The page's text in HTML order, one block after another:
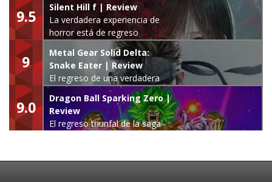
9.5
Silent Hill f | Review
La verdadera experiencia de
horror está de regreso
9
Metal Gear Solid Delta:
Snake Eater | Review
El regreso de una verdadera
leyenda
9.0
Dragon Ball Sparking Zero |
Review
El regreso triunfal de la saga